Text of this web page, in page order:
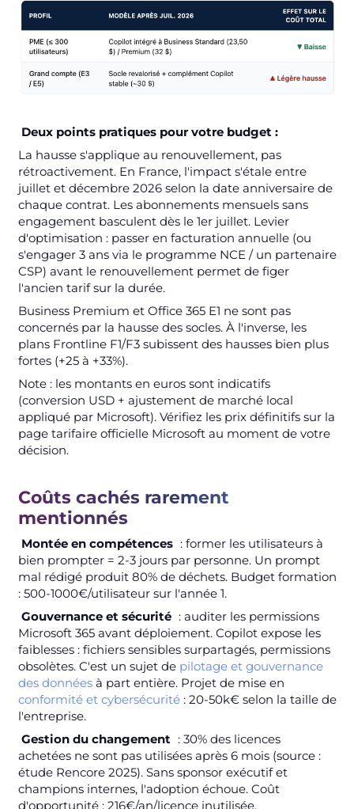
Deux points pratiques pour votre budget :
La hausse s'applique au renouvellement, pas
rétroactivement. En France, l'impact s'étale entre
juillet et décembre 2026 selon la date anniversaire de
chaque contrat. Les abonnements mensuels sans
engagement basculent dès le 1er juillet. Levier
d'optimisation : passer en facturation annuelle (ou
s'engager 3 ans via le programme NCE / un partenaire
CSP) avant le renouvellement permet de figer
l'ancien tarif sur la durée.
Business Premium et Office 365 E1 ne sont pas
concernés par la hausse des socles. À l'inverse, les
plans Frontline F1/F3 subissent des hausses bien plus
fortes (+25 à +33%).
Note : les montants en euros sont indicatifs
(conversion USD + ajustement de marché local
appliqué par Microsoft). Vérifiez les prix définitifs sur la
page tarifaire officielle Microsoft au moment de votre
décision.
Coûts cachés rarement
mentionnés
Montée en compétences : former les utilisateurs à
bien prompter = 2-3 jours par personne. Un prompt
mal rédigé produit 80% de déchets. Budget formation
: 500-1000€/utilisateur sur l'année 1.
Gouvernance et sécurité : auditer les permissions
Microsoft 365 avant déploiement. Copilot expose les
faiblesses : fichiers sensibles surpartagés, permissions
obsolètes. C'est un sujet de pilotage et gouvernance
des donnéesà part entière. Projet de mise en
conformité et cybersécurité: 20-50k€ selon la taille de
l'entreprise.
Gestion du changement : 30% des licences
achetées ne sont pas utilisées après 6 mois (source :
étude Rencore 2025). Sans sponsor exécutif et
champions internes, l'adoption échoue. Coût
d'opportunité : 216€/an/licence inutilisée.